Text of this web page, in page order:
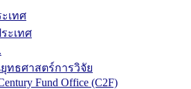
เทศ
ะเทศ
ทธศาสตร์การวิจัย
Fund Office (C2F)